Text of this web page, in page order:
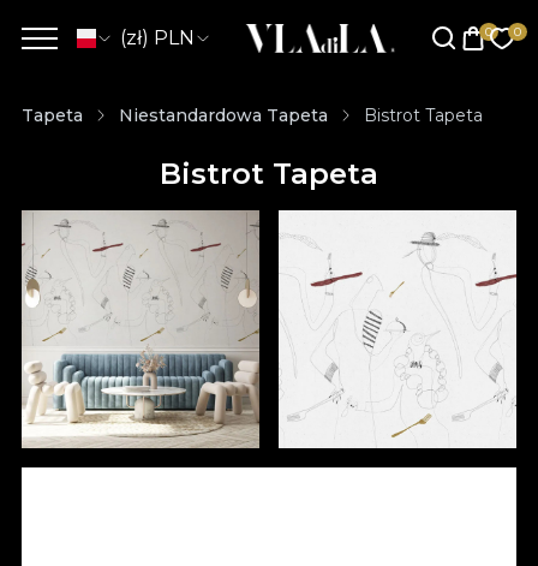
(zł) PLN
Tapeta Niestandardowa Tapeta Bistrot Tapeta
Bistrot Tapeta